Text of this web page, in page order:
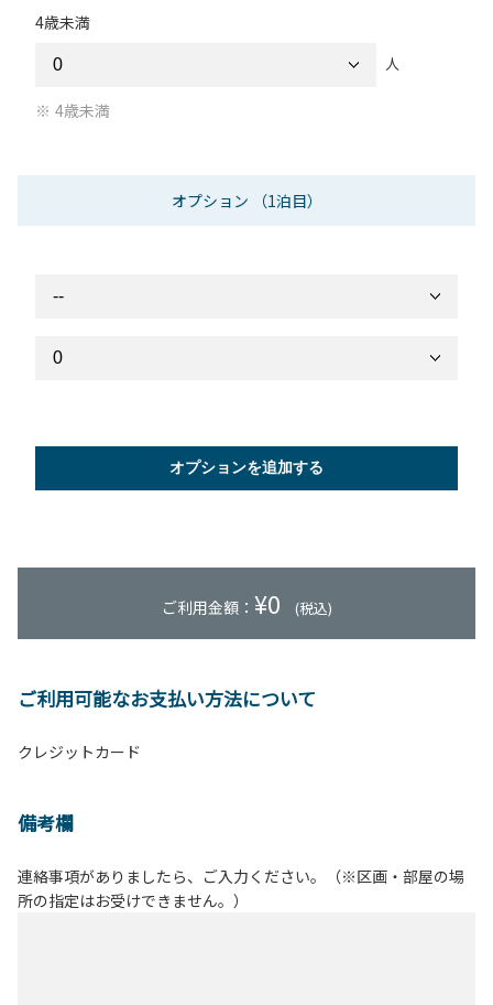
4歳未満
人
4歳未満
オプション （1泊目）
オプションを追加する
ご利用金額： ¥0 (税込)
ご利用可能なお支払い方法について
クレジットカード
備考欄
連絡事項がありましたら、ご入力ください。（※区画・部屋の場
所の指定はお受けできません。）